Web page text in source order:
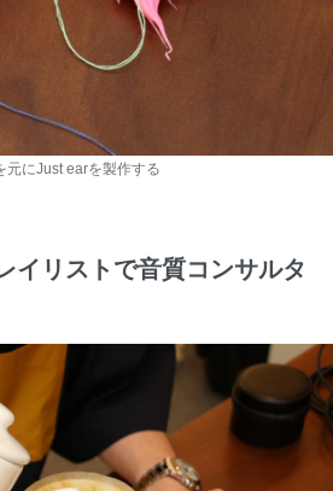
元にJust earを製作する
イリストで音質コンサルタ